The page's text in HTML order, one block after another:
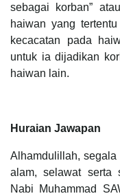
sebagai korban”
haiwan yang
kecacatan pada
untuk ia dijadikan
haiwan lain.
Huraian Jawapan
Alhamdulillah,
alam, selawat serta
Nabi Muhammad